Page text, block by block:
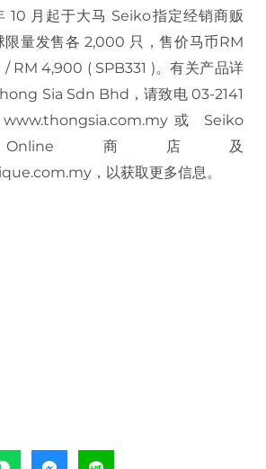
10 月起于大马 Seiko指定经销商贩
限量发售各 2,000 只，售价马币RM
RM 4,900 ( SPB331 )。有关产品详
Sia Sdn Bhd，请致电 03-2141
或 Seiko
Online商店及
，以获取更多信息。